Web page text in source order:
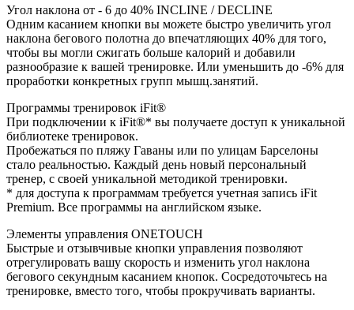
Угол наклона от - 6 до 40% INCLINE / DECLINE
Одним касанием кнопки вы можете быстро увеличить угол
наклона бегового полотна до впечатляющих 40% для того,
чтобы вы могли сжигать больше калорий и добавили
разнообразие к вашей тренировке. Или уменьшить до -6% для
проработки конкретных групп мышц.занятий.
Программы тренировок iFit®
При подключении к iFit®* вы получаете доступ к уникальной
библиотеке тренировок.
Пробежаться по пляжу Гаваны или по улицам Барселоны
стало реальностью. Каждый день новый персональный
тренер, с своей уникальной методикой тренировки.
* для доступа к программам требуется учетная запись iFit
Premium. Все программы на английском языке.
Элементы управления ONETOUCH
Быстрые и отзывчивые кнопки управления позволяют
отрегулировать вашу скорость и изменить угол наклона
бегового секундным касанием кнопок. Сосредоточьтесь на
тренировке, вместо того, чтобы прокручивать варианты.